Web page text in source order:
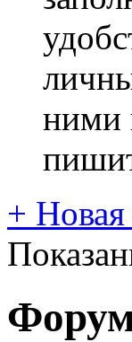
ними
+ Новая